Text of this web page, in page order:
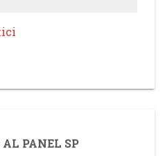
PANEL SP